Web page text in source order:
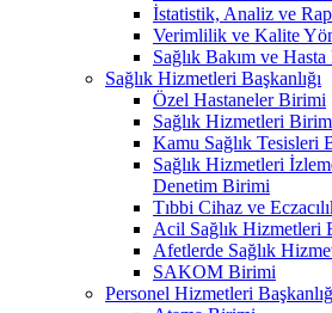
İstatistik, Analiz ve
Verimlilik ve Kalite
Sağlık Bakım ve
Sağlık Hizmetleri Başkanlığı
Özel Hastaneler Birimi
Sağlık Hizmetleri
Kamu Sağlık Tesisleri
Sağlık Hizmetleri
Denetim Birimi
Tıbbi Cihaz ve
Acil Sağlık Hizmetleri
Afetlerde Sağlık
SAKOM Birimi
Personel Hizmetleri